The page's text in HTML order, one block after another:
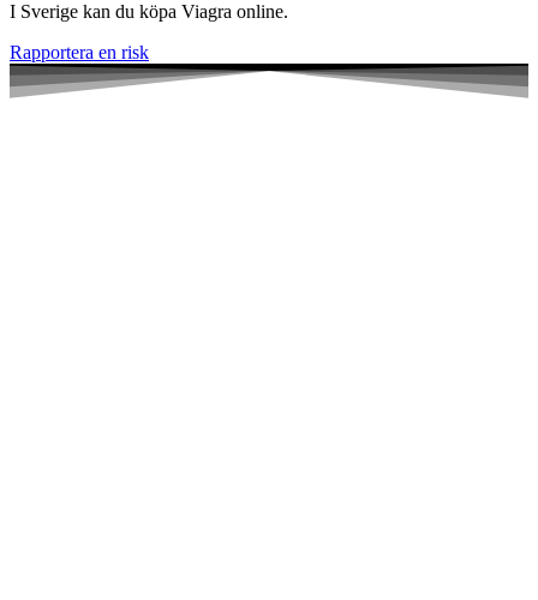
I Sverige kan du köpa Viagra online.
Rapportera en risk